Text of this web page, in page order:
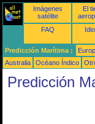
Imágenes
satélite
El
FAQ
Predicción Marítima :
Australia
Océano Índico
Predicción